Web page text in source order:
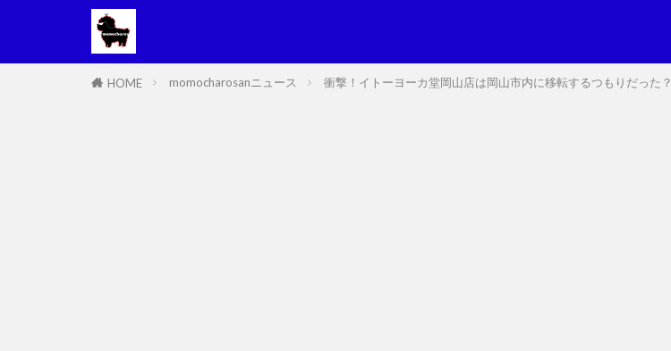
HOME momocharosanニュース 衝撃！イトーヨーカ堂岡山店は岡山市内に移転するつもりだった？